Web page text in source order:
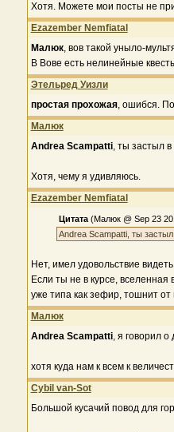
Хотя. Можете мои посты не
Ezazember Nemfiatal
Малюк, вов такой уныло-
В Вове есть нелинейные
Этельред Уизли
простая прохожая, ошибся.
Малюк
Andrea Scampatti, ты застыл
Хотя, чему я удивляюсь.
Ezazember Nemfiatal
Цитата (Малюк @ Sep 23
Andrea Scampatti, ты
Нет, имел удовольствие
Если ты не в курсе,
уже типа как зефир, тошнит от
Малюк
Andrea Scampatti, я говорил о
хотя куда нам к всем к
Cybil van-Sot
Большой кусачий повод для